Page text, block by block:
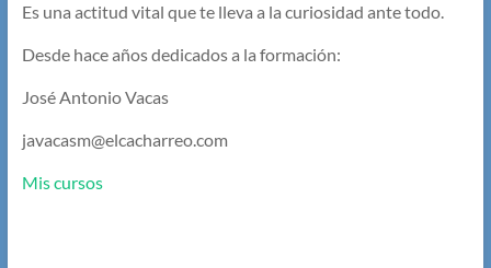
Es una actitud vital que te lleva a la curiosidad ante todo.
Desde hace años dedicados a la formación:
José Antonio Vacas
javacasm@elcacharreo.com
Mis cursos